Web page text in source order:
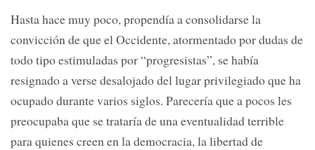
Hasta hace muy poco, propendía a consolidarse la
convicción de que el Occidente, atormentado por dudas de
todo tipo estimuladas por “progresistas”, se había
resignado a verse desalojado del lugar privilegiado que ha
ocupado durante varios siglos. Parecería que a pocos les
preocupaba que se trataría de una eventualidad terrible
para quienes creen en la democracia, la libertad de